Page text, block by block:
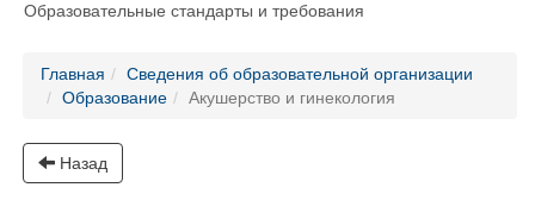
Образовательные стандарты и требования
Главная
Сведения об образовательной организации
Образование
Акушерство и гинекология
Назад